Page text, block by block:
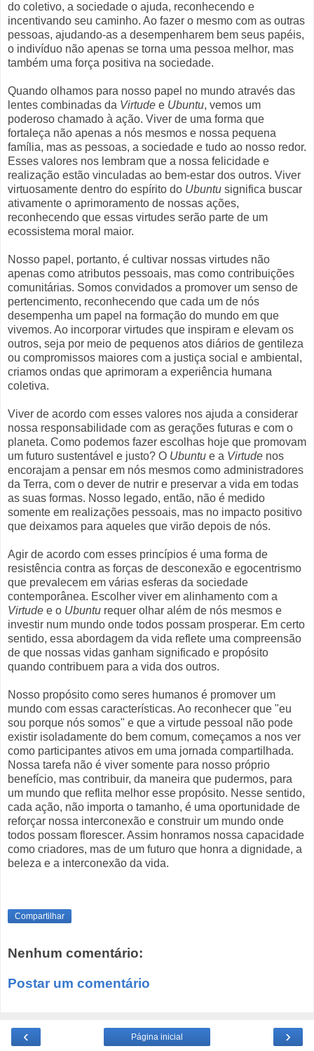
do coletivo, a sociedade o ajuda, reconhecendo e
incentivando seu caminho. Ao fazer o mesmo com as outras
pessoas, ajudando-as a desempenharem bem seus papéis,
o indivíduo não apenas se torna uma pessoa melhor, mas
também uma força positiva na sociedade.
Quando olhamos para nosso papel no mundo através das
lentes combinadas da Virtude e Ubuntu, vemos um
poderoso chamado à ação. Viver de uma forma que
fortaleça não apenas a nós mesmos e nossa pequena
família, mas as pessoas, a sociedade e tudo ao nosso redor.
Esses valores nos lembram que a nossa felicidade e
realização estão vinculadas ao bem-estar dos outros. Viver
virtuosamente dentro do espírito do Ubuntu significa buscar
ativamente o aprimoramento de nossas ações,
reconhecendo que essas virtudes serão parte de um
ecossistema moral maior.
Nosso papel, portanto, é cultivar nossas virtudes não
apenas como atributos pessoais, mas como contribuições
comunitárias. Somos convidados a promover um senso de
pertencimento, reconhecendo que cada um de nós
desempenha um papel na formação do mundo em que
vivemos. Ao incorporar virtudes que inspiram e elevam os
outros, seja por meio de pequenos atos diários de gentileza
ou compromissos maiores com a justiça social e ambiental,
criamos ondas que aprimoram a experiência humana
coletiva.
Viver de acordo com esses valores nos ajuda a considerar
nossa responsabilidade com as gerações futuras e com o
planeta. Como podemos fazer escolhas hoje que promovam
um futuro sustentável e justo? O Ubuntu e a Virtude nos
encorajam a pensar em nós mesmos como administradores
da Terra, com o dever de nutrir e preservar a vida em todas
as suas formas. Nosso legado, então, não é medido
somente em realizações pessoais, mas no impacto positivo
que deixamos para aqueles que virão depois de nós.
Agir de acordo com esses princípios é uma forma de
resistência contra as forças de desconexão e egocentrismo
que prevalecem em várias esferas da sociedade
contemporânea. Escolher viver em alinhamento com a
Virtude e o Ubuntu requer olhar além de nós mesmos e
investir num mundo onde todos possam prosperar. Em certo
sentido, essa abordagem da vida reflete uma compreensão
de que nossas vidas ganham significado e propósito
quando contribuem para a vida dos outros.
Nosso propósito como seres humanos é promover um
mundo com essas características. Ao reconhecer que "eu
sou porque nós somos" e que a virtude pessoal não pode
existir isoladamente do bem comum, começamos a nos ver
como participantes ativos em uma jornada compartilhada.
Nossa tarefa não é viver somente para nosso próprio
benefício, mas contribuir, da maneira que pudermos, para
um mundo que reflita melhor esse propósito. Nesse sentido,
cada ação, não importa o tamanho, é uma oportunidade de
reforçar nossa interconexão e construir um mundo onde
todos possam florescer. Assim honramos nossa capacidade
como criadores, mas de um futuro que honra a dignidade, a
beleza e a interconexão da vida.
Compartilhar
Nenhum comentário:
Postar um comentário
‹ ›
Página inicial